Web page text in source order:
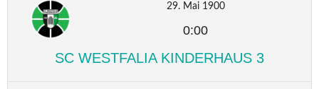
29. Mai 1900
0:00
SC WESTFALIA KINDERHAUS 3